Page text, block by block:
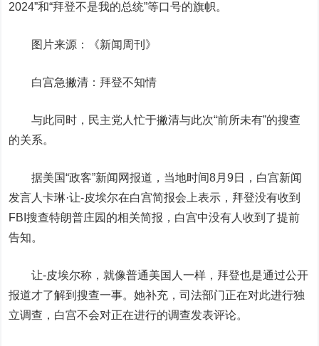
2024”和“拜登不是我的总统”等口号的旗帜。
图片来源：《新闻周刊》
白宫急撇清：拜登不知情
与此同时，民主党人忙于撇清与此次“前所未有”的搜查
的关系。
据美国“政客”新闻网报道，当地时间8月9日，白宫新闻
发言人卡琳·让-皮埃尔在白宫简报会上表示，拜登没有收到
FBI搜查特朗普庄园的相关简报，白宫中没有人收到了提前
告知。
让-皮埃尔称，就像普通美国人一样，拜登也是通过公开
报道才了解到搜查一事。她补充，司法部门正在对此进行独
立调查，白宫不会对正在进行的调查发表评论。